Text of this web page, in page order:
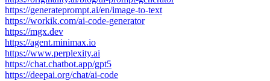
https://generateprompt.ai/en/image-to-text
https://workik.com/ai-code-generator
https://mgx.dev
https://agent.minimax.io
https://www.perplexity.ai
https://chat.chatbot.app/gpt5
https://deepai.org/chat/ai-code